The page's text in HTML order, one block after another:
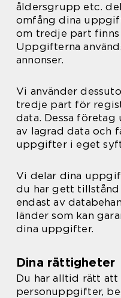
åldersgrupp etc.
omfång dina
om tredje part finns
Uppgifterna
annonser.
Vi använder
tredje part för
data. Dessa
av lagrad data och
uppgifter i eget
Vi delar dina
du har gett tillstånd
endast av
länder som kan
dina uppgifter.
Dina rättigheter
Du har alltid rätt
personuppgifter,